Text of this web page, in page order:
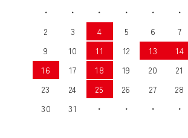
・
・ ・ ・ ・ ・
2
3 4 5 6 7
9
10 11 12 13 14
16
17 18 19 20 21
23
24 25 26 27 28
30
31 ・ ・ ・ ・